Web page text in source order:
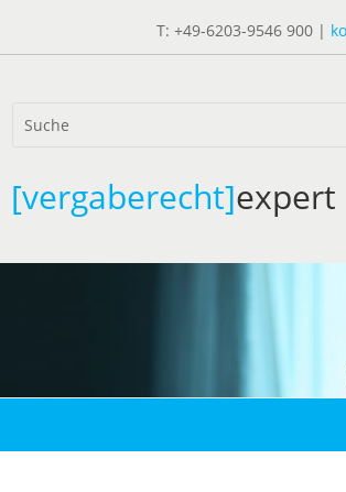
T: +49-6203-9546 900 |
[vergaberecht]expert